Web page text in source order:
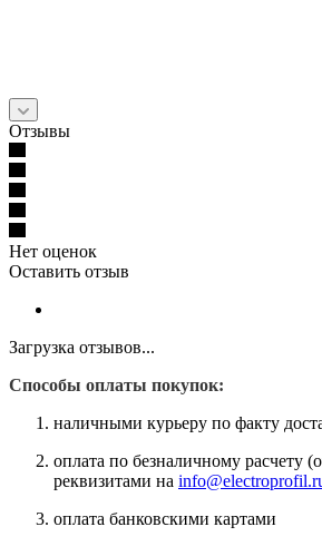
Отзывы
Нет оценок
Оставить отзыв
Загрузка отзывов...
Способы оплаты покупок:
наличными курьеру по факту
оплата по безналичному расчету
реквизитами на
оплата банковскими картами